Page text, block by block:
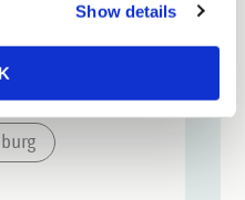
Show details
(Montaż)